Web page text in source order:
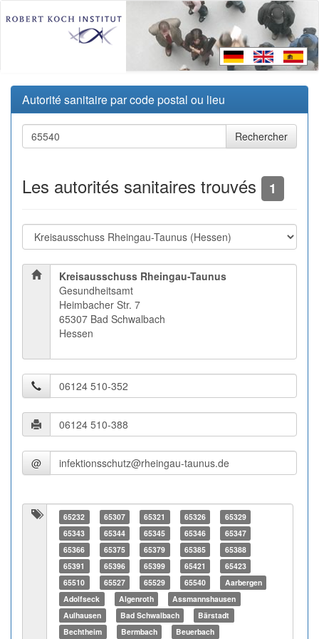
Autorité sanitaire par code postal ou lieu
Les autorités sanitaires trouvés 1
Kreisausschuss Rheingau-Taunus
Gesundheitsamt
Heimbacher Str. 7
65307 Bad Schwalbach
Hessen
@
65232 65307 65321 65326
65329
65343
65344 65345 65346
65347
65366
65375 65379 65385
65388
65391
65396 65399 65421
65423
65510
65527 65529 65540
Aarbergen
Adolfseck
Algenroth
Assmannshausen
Aulhausen
Bad Schwalbach
Bärstadt
Bechtheim
Bermbach Beuerbach